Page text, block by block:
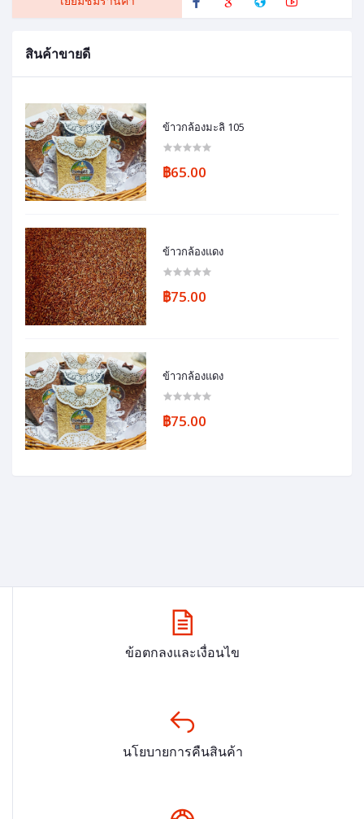
สินค้าขายดี
ข้าวกล้องมะลิ 105
฿65.00
ข้าวกล้องแดง
฿75.00
ข้าวกล้องแดง
฿75.00
ข้อตกลงและเงื่อนไข
นโยบายการคืนสินค้า